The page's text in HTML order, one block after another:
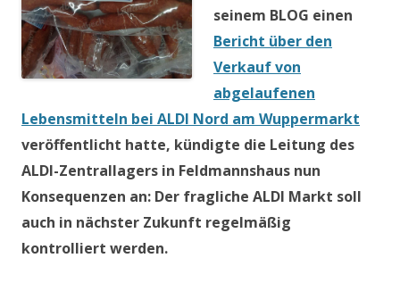
seinem BLOG einen
Bericht über den
Verkauf von
abgelaufenen
Lebensmitteln bei ALDI Nord am Wuppermarkt
veröffentlicht hatte, kündigte die Leitung des
ALDI-Zentrallagers in Feldmannshaus nun
Konsequenzen an: Der fragliche ALDI Markt soll
auch in nächster Zukunft regelmäßig
kontrolliert werden.